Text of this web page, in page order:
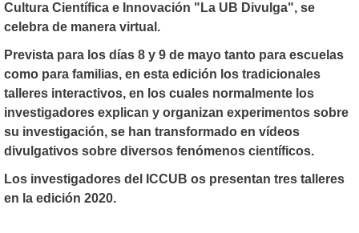
Cultura Científica e Innovación "La UB Divulga", se
celebra de manera virtual.
Prevista para los días 8 y 9 de mayo tanto para escuelas
como para familias, en esta edición los tradicionales
talleres interactivos, en los cuales normalmente los
investigadores explican y organizan experimentos sobre
su investigación, se han transformado en vídeos
divulgativos sobre diversos fenómenos científicos.
Los investigadores del ICCUB os presentan tres talleres
en la edición 2020.